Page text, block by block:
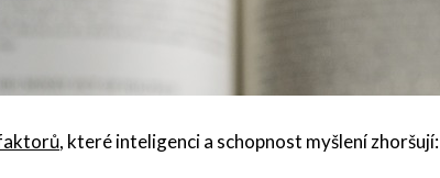
, které inteligenci a schopnost myšlení zhoršují: